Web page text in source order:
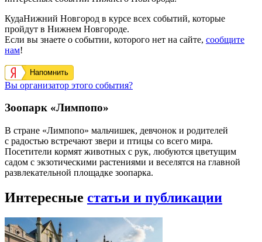
КудаНижний Новгород в курсе всех событий, которые
пройдут в Нижнем Новгороде.
Если вы знаете о событии, которого нет на сайте, сообщите
нам!
Напомнить
Вы организатор этого события?
Зоопарк «Лимпопо»
В стране «Лимпопо» мальчишек, девчонок и родителей
с радостью встречают звери и птицы со всего мира.
Посетители кормят животных с рук, любуются цветущим
садом с экзотическими растениями и веселятся на главной
развлекательной площадке зоопарка.
Интересные статьи и публикации